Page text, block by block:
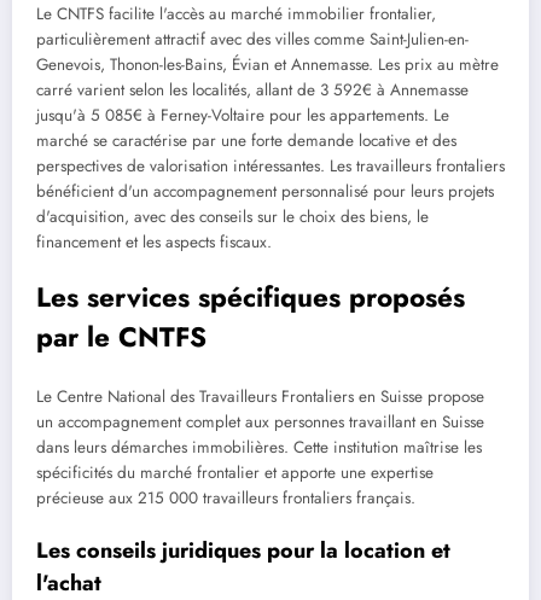
Le CNTFS facilite l'accès au marché immobilier frontalier,
particulièrement attractif avec des villes comme Saint-Julien-en-
Genevois, Thonon-les-Bains, Évian et Annemasse. Les prix au mètre
carré varient selon les localités, allant de 3 592€ à Annemasse
jusqu'à 5 085€ à Ferney-Voltaire pour les appartements. Le
marché se caractérise par une forte demande locative et des
perspectives de valorisation intéressantes. Les travailleurs frontaliers
bénéficient d'un accompagnement personnalisé pour leurs projets
d'acquisition, avec des conseils sur le choix des biens, le
financement et les aspects fiscaux.
Les services spécifiques proposés
par le CNTFS
Le Centre National des Travailleurs Frontaliers en Suisse propose
un accompagnement complet aux personnes travaillant en Suisse
dans leurs démarches immobilières. Cette institution maîtrise les
spécificités du marché frontalier et apporte une expertise
précieuse aux 215 000 travailleurs frontaliers français.
Les conseils juridiques pour la location et
l'achat